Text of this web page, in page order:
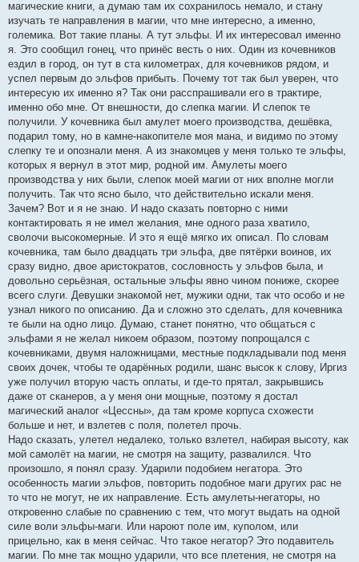
магические книги, а думаю там их сохранилось немало, и стану
изучать те направления в магии, что мне интересно, а именно,
големика. Вот такие планы. А тут эльфы. И их интересовал именно
я. Это сообщил гонец, что принёс весть о них. Один из кочевников
ездил в город, он тут в ста километрах, для кочевников рядом, и
успел первым до эльфов прибыть. Почему тот так был уверен, что
интересую их именно я? Так они расспрашивали его в трактире,
именно обо мне. От внешности, до слепка магии. И слепок те
получили. У кочевника был амулет моего производства, дешёвка,
подарил тому, но в камне-накопителе моя мана, и видимо по этому
слепку те и опознали меня. А из знакомцев у меня только те эльфы,
которых я вернул в этот мир, родной им. Амулеты моего
производства у них были, слепок моей магии от них вполне могли
получить. Так что ясно было, что действительно искали меня.
Зачем? Вот и я не знаю. И надо сказать повторно с ними
контактировать я не имел желания, мне одного раза хватило,
сволочи высокомерные. И это я ещё мягко их описал. По словам
кочевника, там было двадцать три эльфа, две пятёрки воинов, их
сразу видно, двое аристократов, сословность у эльфов была, и
довольно серьёзная, остальные эльфы явно чином пониже, скорее
всего слуги. Девушки знакомой нет, мужики одни, так что особо и не
узнал никого по описанию. Да и сложно это сделать, для кочевника
те были на одно лицо. Думаю, станет понятно, что общаться с
эльфами я не желал никоем образом, поэтому попрощался с
кочевниками, двумя наложницами, местные подкладывали под меня
своих дочек, чтобы те одарённых родили, шанс высок к слову, Иргиз
уже получил вторую часть оплаты, и где-то прятал, закрывшись
даже от сканеров, а у меня они мощные, поэтому я достал
магический аналог «Цессны», да там кроме корпуса схожести
больше и нет, и взлетев с поля, полетел прочь.
Надо сказать, улетел недалеко, только взлетел, набирая высоту, как
мой самолёт на магии, не смотря на защиту, развалился. Что
произошло, я понял сразу. Ударили подобием негатора. Это
особенность магии эльфов, повторить подобное маги других рас не
то что не могут, не их направление. Есть амулеты-негаторы, но
откровенно слабые по сравнению с тем, что могут выдать на одной
силе воли эльфы-маги. Или нароют поле им, куполом, или
прицельно, как в меня сейчас. Что такое негатор? Это подавитель
магии. По мне так мощно ударили, что все плетения, не смотря на